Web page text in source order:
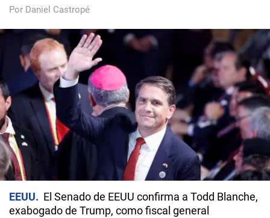
Por Daniel Castropé
EEUU
El Senado de EEUU confirma a Todd Blanche,
exabogado de Trump, como fiscal general